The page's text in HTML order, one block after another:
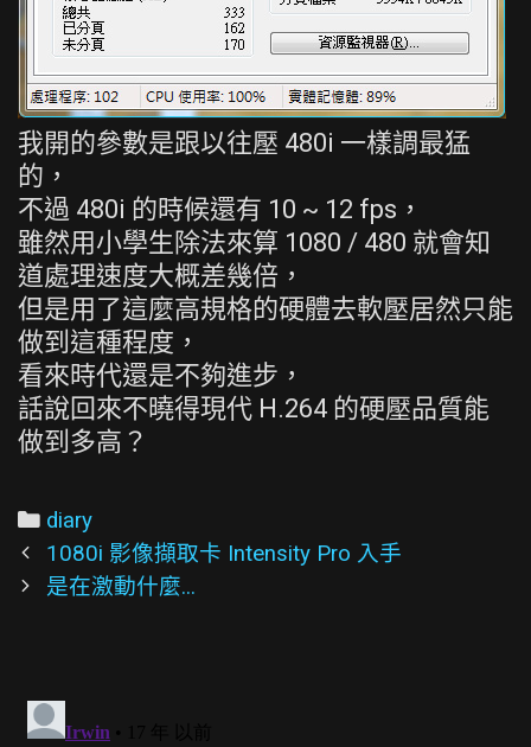
我開的參數是跟以往壓 480i 一樣調最猛
的，
不過 480i 的時候還有 10 ~ 12 fps，
雖然用小學生除法來算 1080 / 480 就會知
道處理速度大概差幾倍，
但是用了這麼高規格的硬體去軟壓居然只能
做到這種程度，
看來時代還是不夠進步，
話說回來不曉得現代 H.264 的硬壓品質能
做到多高？
Categories
diary
Post
navigation
1080i 影像擷取卡 Intensity Pro 入手
是在激動什麼...